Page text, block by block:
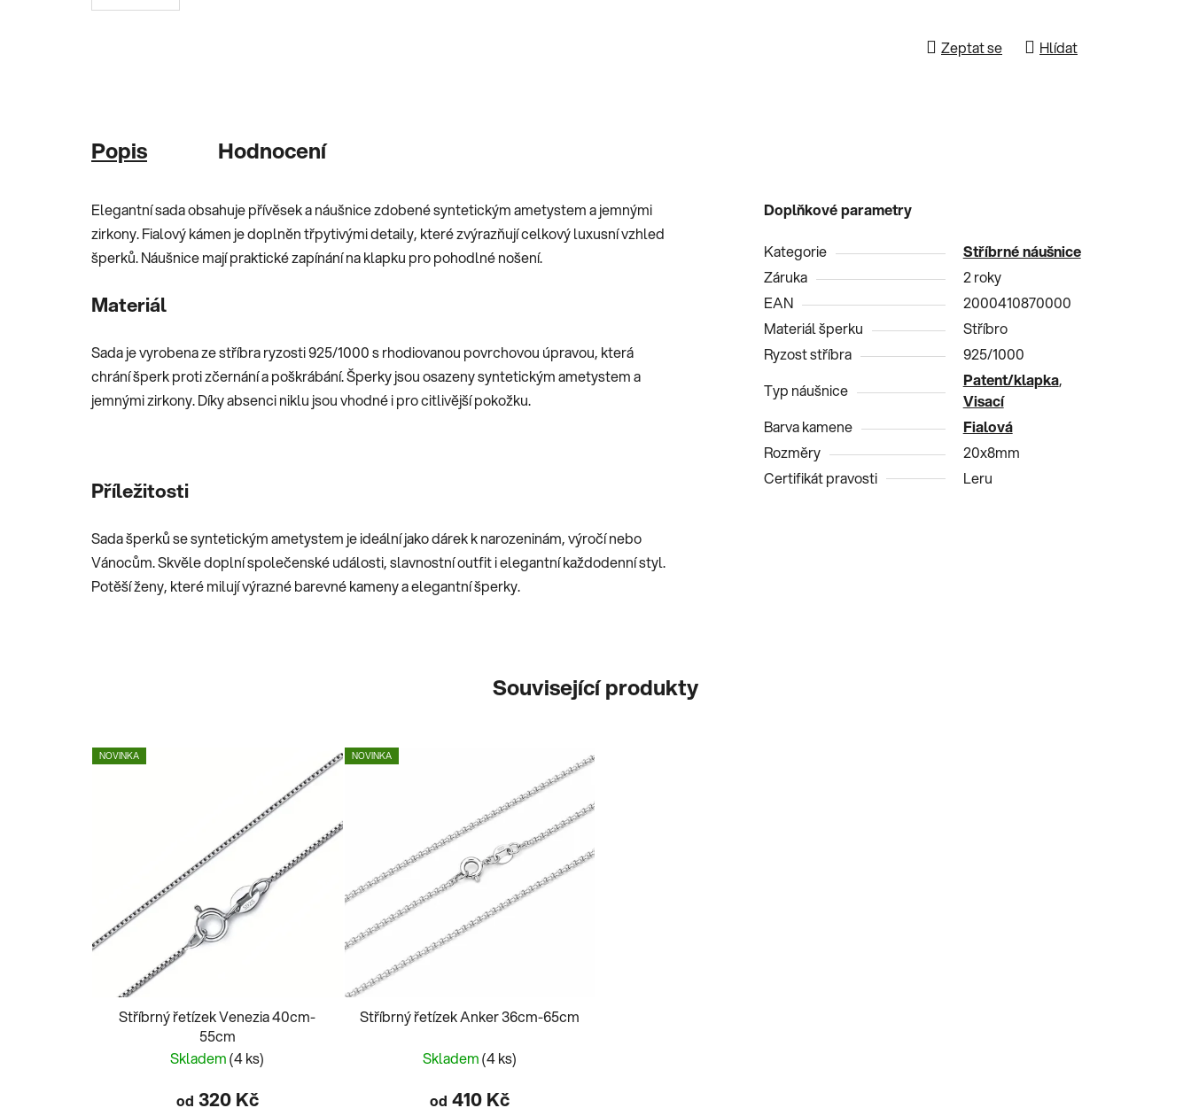
Zeptat se Hlídat
Popis Hodnocení
Elegantní sada obsahuje přívěsek a náušnice zdobené syntetickým ametystem a jemnými
zirkony. Fialový kámen je doplněn třpytivými detaily, které zvýrazňují celkový luxusní vzhled
šperků. Náušnice mají praktické zapínání na klapku pro pohodlné nošení.
Materiál
Sada je vyrobena ze stříbra ryzosti 925/1000 s rhodiovanou povrchovou úpravou, která
chrání šperk proti zčernání a poškrábání. Šperky jsou osazeny syntetickým ametystem a
jemnými zirkony. Díky absenci niklu jsou vhodné i pro citlivější pokožku.
Příležitosti
Sada šperků se syntetickým ametystem je ideální jako dárek k narozeninám, výročí nebo
Vánocům. Skvěle doplní společenské události, slavnostní outfit i elegantní každodenní styl.
Potěší ženy, které milují výrazné barevné kameny a elegantní šperky.
Doplňkové parametry
Kategorie
Stříbrné náušnice
Záruka
2 roky
EAN
2000410870000
Materiál šperku
Stříbro
Ryzost stříbra
925/1000
Typ náušnice
Patent/klapka,
Visací
Barva kamene
Fialová
Rozměry
20x8mm
Certifikát pravosti
Leru
Související produkty
NOVINKA
Stříbrný řetízek Venezia 40cm-
55cm
Skladem(4 ks)
od 320 Kč
NOVINKA
Stříbrný řetízek Anker 36cm-65cm
Skladem(4 ks)
od 410 Kč